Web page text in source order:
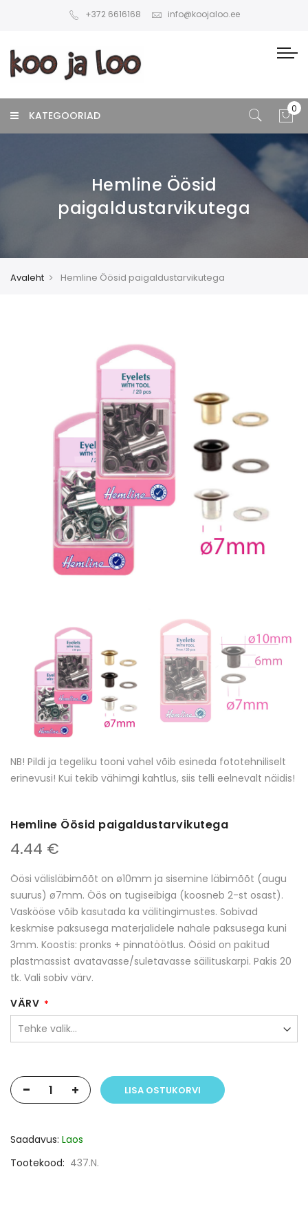
+372 6616168 info@koojaloo.ee
KATEGOORIAD
Hemline Öösid
paigaldustarvikutega
Avaleht Hemline Öösid paigaldustarvikutega
NB! Pildi ja tegeliku tooni vahel võib esineda fototehniliselt
erinevusi! Kui tekib vähimgi kahtlus, siis telli eelnevalt näidis!
Hemline Öösid paigaldustarvikutega
4.44 €
Öösi välisläbimõõt on ø10mm ja sisemine läbimõõt (augu
suurus) ø7mm. Öös on tugiseibiga (koosneb 2-st osast).
Vaskööse võib kasutada ka välitingimustes. Sobivad
keskmise paksusega materjalidele nahale paksusega kuni
3mm. Koostis: pronks + pinnatöötlus. Öösid on pakitud
plastmassist avatavasse/suletavasse säilituskarpi. Pakis 20
tk. Vali sobiv värv.
VÄRV
- + LISA OSTUKORVI
Saadavus: Laos
Tootekood
437.N.